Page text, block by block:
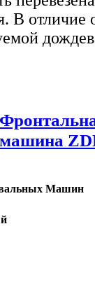
В
машина
Машин